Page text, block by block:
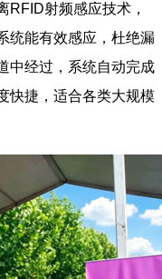
RFID射频感应技术，
统能有效感应，杜绝漏
中经过，系统自动完成
快捷，适合各类大规模